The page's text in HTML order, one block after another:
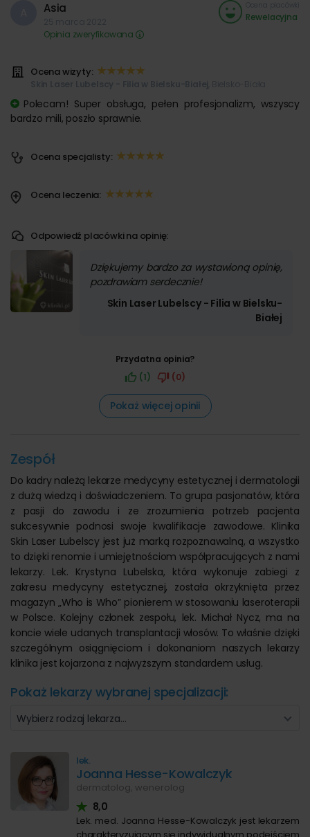
Asia
Opinia zweryfikowana
Rewelacyjna
Ocena wizyty:
Polecam! Super obsługa, pełen profesjonalizm, wszyscy
bardzo mili, poszło sprawnie.
Ocena specjalisty:
Ocena leczenia:
Odpowiedź placówki na opinię:
Dziękujemy bardzo za wystawioną opinię,
pozdrawiam serdecznie!
Skin Laser Lubelscy - Filia w Bielsku-
Białej
Przydatna opinia?
(1)
(0)
Pokaż więcej opinii
Zespół
Do kadry należą lekarze medycyny estetycznej i dermatologii
z dużą wiedzą i doświadczeniem. To grupa pasjonatów, która
z pasji do zawodu i ze zrozumienia potrzeb pacjenta
sukcesywnie podnosi swoje kwalifikacje zawodowe. Klinika
Skin Laser Lubelscy jest już marką rozpoznawalną, a wszystko
to dzięki renomie i umiejętnościom współpracujących z nami
lekarzy. Lek. Krystyna Lubelska, która wykonuje zabiegi z
zakresu medycyny estetycznej, została okrzyknięta przez
magazyn „Who is Who” pionierem w stosowaniu laseroterapii
w Polsce. Kolejny członek zespołu, lek. Michał Nycz, ma na
koncie wiele udanych transplantacji włosów. To właśnie dzięki
szczególnym osiągnięciom i dokonaniom naszych lekarzy
klinika jest kojarzona z najwyższym standardem usług.
Pokaż lekarzy wybranej specjalizacji:
Wybierz rodzaj lekarza…
lek.
Joanna Hesse-Kowalczyk
dermatolog, wenerolog
8,0
Lek. med. Joanna Hesse-Kowalczyk jest lekarzem